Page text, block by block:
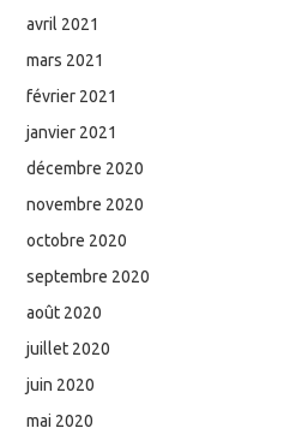
avril 2021
mars 2021
février 2021
janvier 2021
décembre 2020
novembre 2020
octobre 2020
septembre 2020
août 2020
juillet 2020
juin 2020
mai 2020